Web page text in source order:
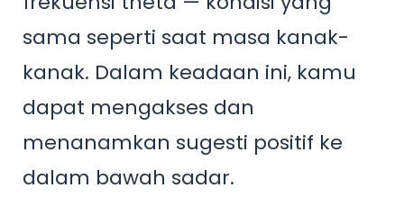
sama seperti saat masa kanak-
kanak. Dalam keadaan ini, kamu
dapat mengakses dan
menanamkan sugesti positif ke
dalam bawah sadar.